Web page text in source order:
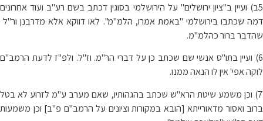
5ב) ועיין ב"ציון ירושלים" על הירושלמי בסוגין דכתב בשם רע"ב ועוד אחרונים
דמה שכתבו בירושלמי "באמת אמרו, הלמ"מ". לאו דווקא אלא מדרבנן ור"ל
שהדבר ברור כהלמ"מ.
6) ועיין בתו"ס אנשי שם שכתב כן על דברי הר"מ. וז"ל. ולפ"ז לדעת הרמב"ם
לוקה אפי' אין לו הנאה ממנו.
7) וכן משמע שיטת הרא"ש שכתב בהגהותיו, שאם מערב ע"מ לזרוע לא בטל
ברוב ואסור מדאורייתא [הובא במקורות וציונים על הרמב"ם פ"ב] וכן משמעות